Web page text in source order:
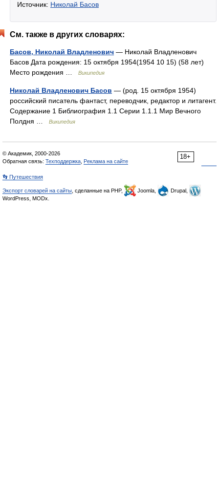
Источник: Николай Басов
См. также в других словарях:
Басов, Николай Владленович — Николай Владленович
Басов Дата рождения: 15 октября 1954(1954 10 15) (58 лет)
Место рождения …
Википедия
Николай Владленович Басов — (род. 15 октября 1954)
российский писатель фантаст, переводчик, редактор и литагент.
Содержание 1 Библиография 1.1 Серии 1.1.1 Мир Вечного
Полдня …
Википедия
18+
© Академик, 2000-2026
Обратная связь: Техподдержка Реклама на сайте
👣 Путешествия
Экспорт словарей на сайты , сделанные на PHP, Joomla,
Drupal,
WordPress, MODx.